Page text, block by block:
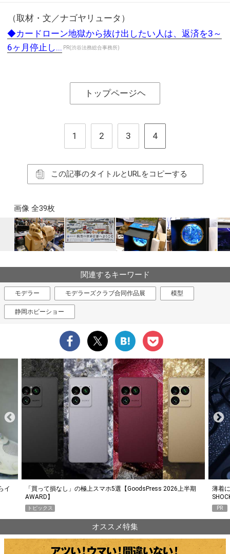
（取材・文／ナゴヤリュータ）
◆カードローン地獄から抜け出したい人は、返済を3～
6ヶ月停止し... PR(渋谷法務総合事務所)
トップページヘ
1 2 3 4
この記事のタイトルとURLをコピーする
画像 全39枚
関連するキーワード
モデラー モデラーズクラブ合同作品展 模型
静岡ホビーショー
イ
「買って損なし」の極上スマホ5選【GoodsPress 2026上半期
AWARD】
トピックス
薄着
PR
オススメ特集